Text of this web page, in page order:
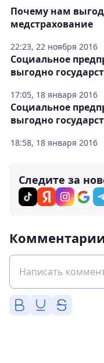
22:23, 22 ноября 2016
Почему нам
медстрахование
17:05, 18 января 2016
Социальное
выгодно
18:58, 18 января 2016
Социальное
выгодно
Следите за